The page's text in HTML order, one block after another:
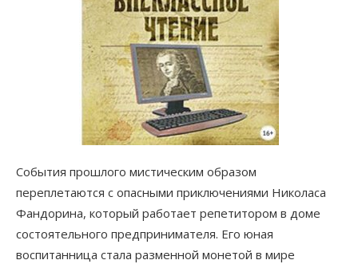
События прошлого мистическим образом
переплетаются с опасными приключениями Николаса
Фандорина, который работает репетитором в доме
состоятельного предпринимателя. Его юная
воспитанница стала разменной монетой в мире